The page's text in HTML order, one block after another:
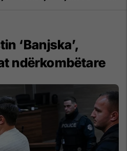
‘Banjska’,
ndërkombëtare